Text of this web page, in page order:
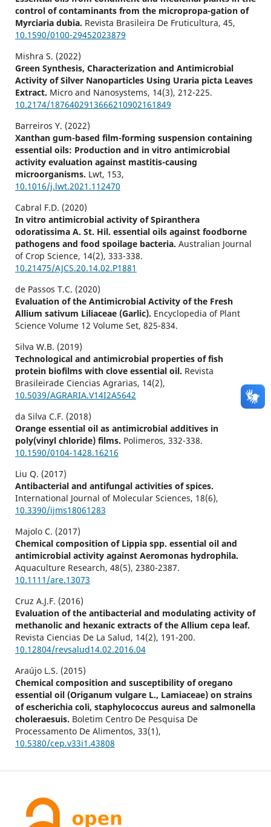
control of contaminants from the micropropa-gation of
Myrciaria dubia. Revista Brasileira De Fruticultura, 45,
10.1590/0100-29452023879
Mishra S. (2022)
Green Synthesis, Characterization and Antimicrobial
Activity of Silver Nanoparticles Using Uraria picta Leaves
Extract. Micro and Nanosystems, 14(3), 212-225.
10.2174/1876402913666210902161849
Barreiros Y. (2022)
Xanthan gum-based film-forming suspension containing
essential oils: Production and in vitro antimicrobial
activity evaluation against mastitis-causing
microorganisms. Lwt, 153,
10.1016/j.lwt.2021.112470
Cabral F.D. (2020)
In vitro antimicrobial activity of Spiranthera
odoratissima A. St. Hil. essential oils against foodborne
pathogens and food spoilage bacteria. Australian Journal
of Crop Science, 14(2), 333-338.
10.21475/AJCS.20.14.02.P1881
de Passos T.C. (2020)
Evaluation of the Antimicrobial Activity of the Fresh
Allium sativum Liliaceae (Garlic). Encyclopedia of Plant
Science Volume 12 Volume Set, 825-834.
Silva W.B. (2019)
Technological and antimicrobial properties of fish
protein biofilms with clove essential oil. Revista
Brasileirade Ciencias Agrarias, 14(2),
10.5039/AGRARIA.V14I2A5642
da Silva C.F. (2018)
Orange essential oil as antimicrobial additives in
poly(vinyl chloride) films. Polimeros, 332-338.
10.1590/0104-1428.16216
Liu Q. (2017)
Antibacterial and antifungal activities of spices.
International Journal of Molecular Sciences, 18(6),
10.3390/ijms18061283
Majolo C. (2017)
Chemical composition of Lippia spp. essential oil and
antimicrobial activity against Aeromonas hydrophila.
Aquaculture Research, 48(5), 2380-2387.
10.1111/are.13073
Cruz A.J.F. (2016)
Evaluation of the antibacterial and modulating activity of
methanolic and hexanic extracts of the Allium cepa leaf.
Revista Ciencias De La Salud, 14(2), 191-200.
10.12804/revsalud14.02.2016.04
Araújo L.S. (2015)
Chemical composition and susceptibility of oregano
essential oil (Origanum vulgare L., Lamiaceae) on strains
of escherichia coli, staphylococcus aureus and salmonella
choleraesuis. Boletim Centro De Pesquisa De
Processamento De Alimentos, 33(1),
10.5380/cep.v33i1.43808